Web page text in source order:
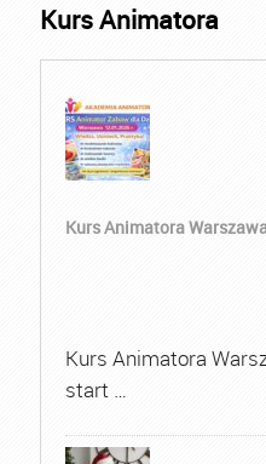
Kurs Animatora
Kurs Animatora
Kurs Animatora
start …